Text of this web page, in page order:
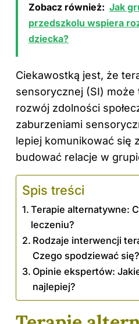
Zobacz również: Jak
przedszkolu wspiera
dziecka?
Ciekawostką jest, że
sensorycznej (SI) może
rozwój zdolności
zaburzeniami
lepiej komunikować się
budować relacje w
Spis treści
Terapie alternatywne:
leczeniu?
Rodzaje interwencji
Czego spodziewać się?
Opinie ekspertów:
najlepiej?